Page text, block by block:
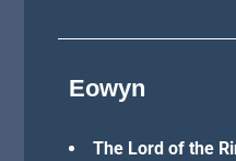
Eowyn
The Lord of the